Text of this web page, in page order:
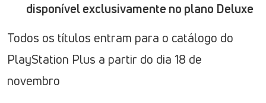
disponível exclusivamente no plano Deluxe
Todos os títulos entram para o catálogo do
PlayStation Plus a partir do dia 18 de
novembro